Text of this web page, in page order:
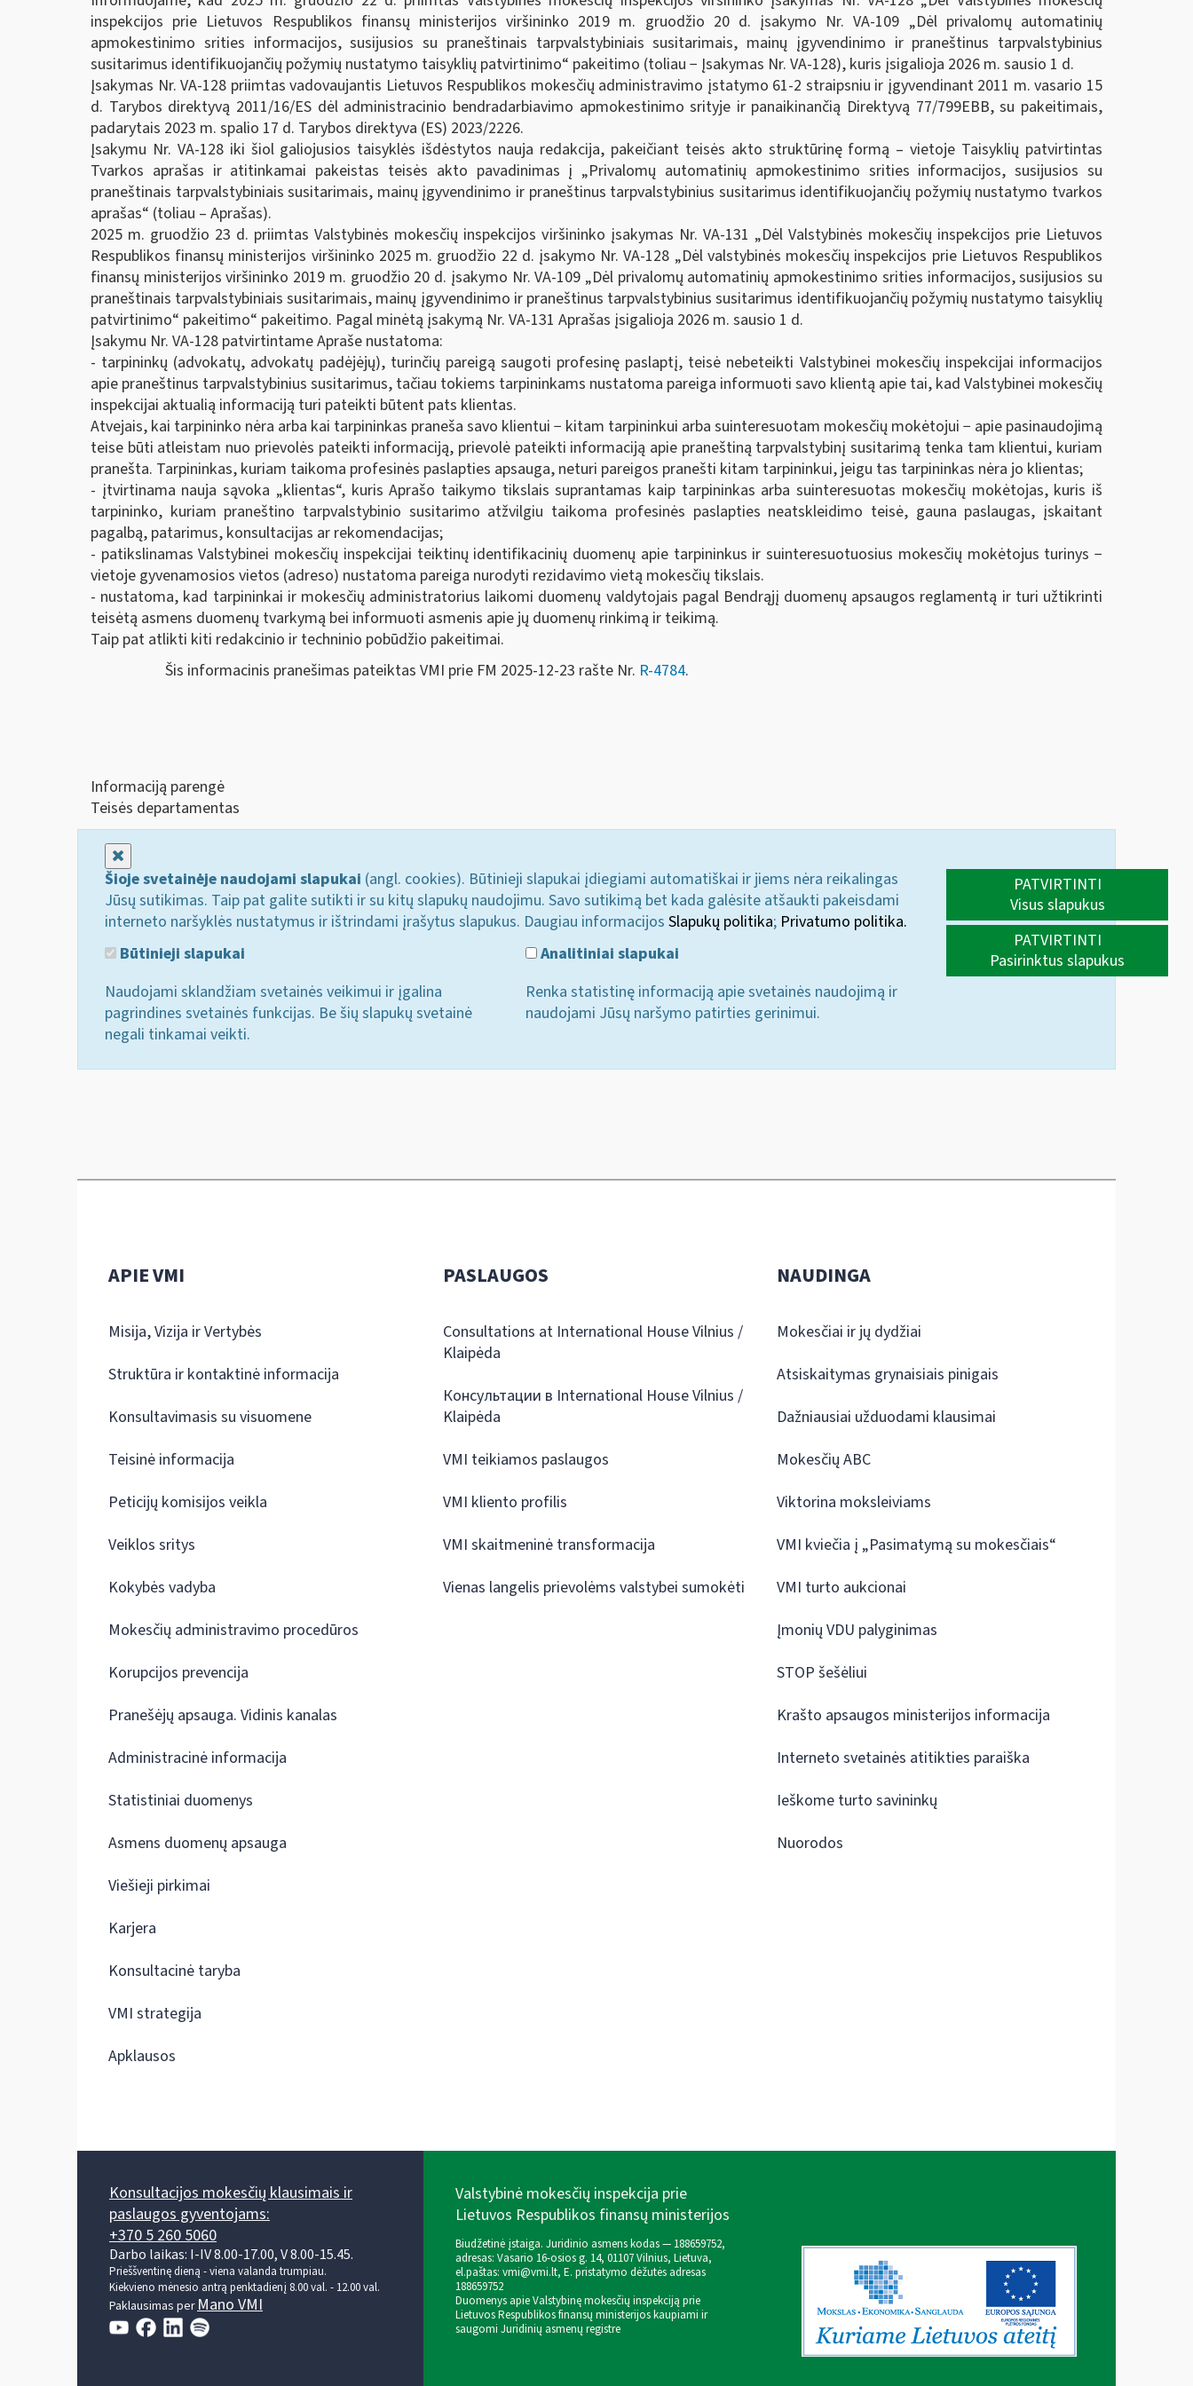
inspekcijos prie Lietuvos Respublikos finansų ministerijos viršininko 2019 m. gruodžio 20 d. įsakymo Nr. VA-109 „Dėl privalomų automatinių
apmokestinimo srities informacijos, susijusios su praneštinais tarpvalstybiniais susitarimais, mainų įgyvendinimo ir praneštinus tarpvalstybinius
susitarimus identifikuojančių požymių nustatymo taisyklių patvirtinimo“ pakeitimo (toliau − Įsakymas Nr. VA-128), kuris įsigalioja 2026 m. sausio 1 d.
Įsakymas Nr. VA-128 priimtas vadovaujantis Lietuvos Respublikos mokesčių administravimo įstatymo 61-2 straipsniu ir įgyvendinant 2011 m. vasario 15
d. Tarybos direktyvą 2011/16/ES dėl administracinio bendradarbiavimo apmokestinimo srityje ir panaikinančią Direktyvą 77/799EBB, su pakeitimais,
padarytais 2023 m. spalio 17 d. Tarybos direktyva (ES) 2023/2226.
Įsakymu Nr. VA-128 iki šiol galiojusios taisyklės išdėstytos nauja redakcija, pakeičiant teisės akto struktūrinę formą – vietoje Taisyklių patvirtintas
Tvarkos aprašas ir atitinkamai pakeistas teisės akto pavadinimas į „Privalomų automatinių apmokestinimo srities informacijos, susijusios su
praneštinais tarpvalstybiniais susitarimais, mainų įgyvendinimo ir praneštinus tarpvalstybinius susitarimus identifikuojančių požymių nustatymo tvarkos
aprašas“ (toliau – Aprašas).
2025 m. gruodžio 23 d. priimtas Valstybinės mokesčių inspekcijos viršininko įsakymas Nr. VA-131 „Dėl Valstybinės mokesčių inspekcijos prie Lietuvos
Respublikos finansų ministerijos viršininko 2025 m. gruodžio 22 d. įsakymo Nr. VA-128 „Dėl valstybinės mokesčių inspekcijos prie Lietuvos Respublikos
finansų ministerijos viršininko 2019 m. gruodžio 20 d. įsakymo Nr. VA-109 „Dėl privalomų automatinių apmokestinimo srities informacijos, susijusios su
praneštinais tarpvalstybiniais susitarimais, mainų įgyvendinimo ir praneštinus tarpvalstybinius susitarimus identifikuojančių požymių nustatymo taisyklių
patvirtinimo“ pakeitimo“ pakeitimo. Pagal minėtą įsakymą Nr. VA-131 Aprašas įsigalioja 2026 m. sausio 1 d.
Įsakymu Nr. VA-128 patvirtintame Apraše nustatoma:
- tarpininkų (advokatų, advokatų padėjėjų), turinčių pareigą saugoti profesinę paslaptį, teisė nebeteikti Valstybinei mokesčių inspekcijai informacijos
apie praneštinus tarpvalstybinius susitarimus, tačiau tokiems tarpininkams nustatoma pareiga informuoti savo klientą apie tai, kad Valstybinei mokesčių
inspekcijai aktualią informaciją turi pateikti būtent pats klientas.
Atvejais, kai tarpininko nėra arba kai tarpininkas praneša savo klientui − kitam tarpininkui arba suinteresuotam mokesčių mokėtojui − apie pasinaudojimą
teise būti atleistam nuo prievolės pateikti informaciją, prievolė pateikti informaciją apie praneštiną tarpvalstybinį susitarimą tenka tam klientui, kuriam
pranešta. Tarpininkas, kuriam taikoma profesinės paslapties apsauga, neturi pareigos pranešti kitam tarpininkui, jeigu tas tarpininkas nėra jo klientas;
- įtvirtinama nauja sąvoka „klientas“, kuris Aprašo taikymo tikslais suprantamas kaip tarpininkas arba suinteresuotas mokesčių mokėtojas, kuris iš
tarpininko, kuriam praneštino tarpvalstybinio susitarimo atžvilgiu taikoma profesinės paslapties neatskleidimo teisė, gauna paslaugas, įskaitant
pagalbą, patarimus, konsultacijas ar rekomendacijas;
- patikslinamas Valstybinei mokesčių inspekcijai teiktinų identifikacinių duomenų apie tarpininkus ir suinteresuotuosius mokesčių mokėtojus turinys −
vietoje gyvenamosios vietos (adreso) nustatoma pareiga nurodyti rezidavimo vietą mokesčių tikslais.
- nustatoma, kad tarpininkai ir mokesčių administratorius laikomi duomenų valdytojais pagal Bendrąjį duomenų apsaugos reglamentą ir turi užtikrinti
teisėtą asmens duomenų tvarkymą bei informuoti asmenis apie jų duomenų rinkimą ir teikimą.
Taip pat atlikti kiti redakcinio ir techninio pobūdžio pakeitimai.
Šis informacinis pranešimas pateiktas VMI prie FM 2025-12-23 rašte Nr. R-4784.
Informaciją parengė
Teisės departamentas
Šioje svetainėje naudojami slapukai (angl. cookies). Būtinieji slapukai įdiegiami automatiškai ir jiems nėra reikalingas
Jūsų sutikimas. Taip pat galite sutikti ir su kitų slapukų naudojimu. Savo sutikimą bet kada galėsite atšaukti pakeisdami
interneto naršyklės nustatymus ir ištrindami įrašytus slapukus. Daugiau informacijos Slapukų politika; Privatumo politika.
Būtinieji slapukai
Naudojami sklandžiam svetainės veikimui ir įgalina
pagrindines svetainės funkcijas. Be šių slapukų svetainė
negali tinkamai veikti.
Analitiniai slapukai
Renka statistinę informaciją apie svetainės naudojimą ir
naudojami Jūsų naršymo patirties gerinimui.
PATVIRTINTI
Visus slapukus
PATVIRTINTI
Pasirinktus slapukus
APIE VMI
Misija, Vizija ir Vertybės
Struktūra ir kontaktinė informacija
Konsultavimasis su visuomene
Teisinė informacija
Peticijų komisijos veikla
Veiklos sritys
Kokybės vadyba
Mokesčių administravimo procedūros
Korupcijos prevencija
Pranešėjų apsauga. Vidinis kanalas
Administracinė informacija
Statistiniai duomenys
Asmens duomenų apsauga
Viešieji pirkimai
Karjera
Konsultacinė taryba
VMI strategija
Apklausos
PASLAUGOS
Consultations at International House Vilnius /
Klaipėda
Консультации в International House Vilnius /
Klaipėda
VMI teikiamos paslaugos
VMI kliento profilis
VMI skaitmeninė transformacija
Vienas langelis prievolėms valstybei sumokėti
NAUDINGA
Mokesčiai ir jų dydžiai
Atsiskaitymas grynaisiais pinigais
Dažniausiai užduodami klausimai
Mokesčių ABC
Viktorina moksleiviams
VMI kviečia į „Pasimatymą su mokesčiais“
VMI turto aukcionai
Įmonių VDU palyginimas
STOP šešėliui
Krašto apsaugos ministerijos informacija
Interneto svetainės atitikties paraiška
Ieškome turto savininkų
Nuorodos
Konsultacijos mokesčių klausimais ir
paslaugos gyventojams:
+370 5 260 5060
Darbo laikas: I-IV 8.00-17.00, V 8.00-15.45.
Prieššventinę dieną - viena valanda trumpiau.
Kiekvieno mėnesio antrą penktadienį 8.00 val. - 12.00 val.
Paklausimas perMano VMI
Valstybinė mokesčių inspekcija prie
Lietuvos Respublikos finansų ministerijos
Biudžetinė įstaiga. Juridinio asmens kodas — 188659752,
adresas: Vasario 16-osios g. 14, 01107 Vilnius, Lietuva,
el.paštas: vmi@vmi.lt, E. pristatymo dėžutės adresas
188659752
Duomenys apie Valstybinę mokesčių inspekciją prie
Lietuvos Respublikos finansų ministerijos kaupiami ir
saugomi Juridinių asmenų registre